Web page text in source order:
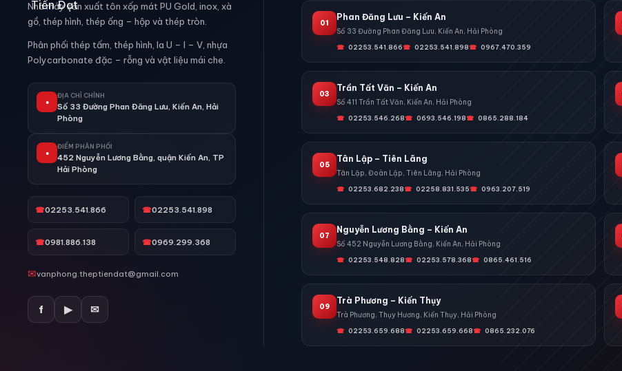
Nhà máy sản xuất tôn xốp mát PU Gold, inox, xà
gồ, thép hình, thép ống – hộp và thép tròn.
Phân phối thép tấm, thép hình, la U – I – V, nhựa
Polycarbonate đặc – rỗng và vật liệu mái che.
●
ĐỊA CHỈ CHÍNH
Số 33 Đường Phan Đăng Lưu, Kiến An, Hải
Phòng
●
ĐIỂM PHÂN PHỐI
452 Nguyễn Lương Bằng, quận Kiến An, TP
Hải Phòng
☎02253.541.866 ☎02253.541.898
☎0981.886.138 ☎0969.299.368
✉vanphong.theptiendat@gmail.com
f ▶ ✉
01
Phan Đăng Lưu – Kiến An
Số 33 Đường Phan Đăng Lưu, Kiến An, Hải Phòng
02253.541.866 02253.541.898 0967.470.359
03
Trần Tất Văn – Kiến An
Số 411 Trần Tất Văn, Kiến An, Hải Phòng
02253.546.268 0693.546.198 0865.288.184
05
Tân Lập – Tiên Lãng
Tân Lập, Đoàn Lập, Tiên Lãng, Hải Phòng
02253.682.238 02258.831.535 0963.207.519
07
Nguyễn Lương Bằng – Kiến An
Số 452 Nguyễn Lương Bằng, Kiến An, Hải Phòng
02253.548.828 02253.578.368 0865.461.516
09
Trà Phương – Kiến Thụy
Trà Phương, Thụy Hương, Kiến Thụy, Hải Phòng
02253.659.688 02253.659.668 0865.232.076